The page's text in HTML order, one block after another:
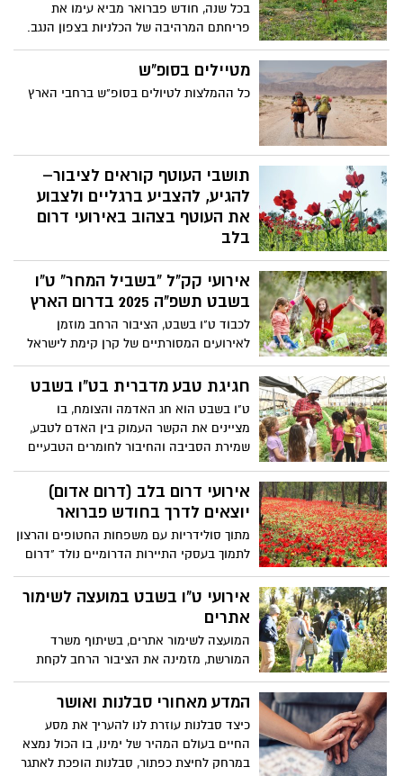
ועוד.
בכל שנה, חודש פברואר מביא עימו את
פריחתם המרהיבה של הכלניות בצפון הנגב.
השנה, במסגרת יוזמת 'דרום בלב', אנו שמים
דגש מיוחד על הקהילה, על תמיכה בעסקים
רבות, החלטנו לרכז עבורכם מידע עדכני על
מטיילים בסופ"ש
כל ההמלצות לטיולים בסופ"ש ברחבי הארץ
תושבי העוטף קוראים לציבור–
להגיע, להצביע ברגליים ולצבוע
את העוטף בצהוב באירועי דרום
בלב
נוכח העדויות הקשות מהשבי - ראשי הרשויות
בנגב, קוראים לציבור להגיע ולהצביע ברגליים
למען החטופים ולצבוע את העוטף בצהוב.
ראשי הרשויות בנגב והתושבים, קוראים
לציבור להצביע ברגליים ולהגיע בסופ"ש
ליבשטיין ז"ל ומתקיימים בכל שנה בעונה
הזאת בעוטף.
אירועי קק"ל "בשביל המחר" ט"ו
בשבט תשפ"ה 2025 בדרום הארץ
לכבוד ט"ו בשבט, הציבור הרחב מוזמן
לאירועים המסורתיים של קרן קימת לישראל
שיכללו מגוון פעילויות המתאימות לכל בני
המשפחה ביניהן, אירועים קהילתיים, טקסי
חגיגת טבע מדברית בט"ו בשבט
ט"ו בשבט הוא חג האדמה והצומח, בו
מציינים את הקשר העמוק בין האדם לטבע,
שמירת הסביבה והחיבור לחומרים הטבעיים
התיכונה, מזמינים לצאת אל לב הטבע, בין
נופי המדבר המרהיבים ומזג האוויר הנוח,
במגוון פעילויות לכל המשפחה, המשלבות בין
מסורת החג לבין החדשנות החקלאית-
סדנאות מגוונות, שתילות, טיולים להיכרות
עולם הצומח הייחודי, סיורים חקלאיים, ועוד.
אירועי דרום בלב (דרום אדום)
יוצאים לדרך בחודש פברואר
מתוך סולידריות עם משפחות החטופים והרצון
לתמוך בעסקי התיירות הדרומיים נולד "דרום
בלב" צעדת הכלניות של קק"ל - "צועדים
וזוכרים", מרוץ הכלניות להשבת החטופים,
סיור מודרכים של קק"ל ועמותת התיירות
הנחה באמצע שבוע למגוון סדנאות וחוויות
בעסקים מקומיים בחסות בנק הפועלים והמון
פעילויות של עסקים קטנים שמנסים לחזור
לפעילות לאחר השנה הקשה בחייהם דרום
בלב, יתקיים בתאריכים 2-28 בפברואר
אירועי ט"ו בשבט במועצה לשימור
אתרים
המועצה לשימור אתרים, בשיתוף משרד
המורשת, מזמינה את הציבור הרחב לקחת
חלק בעשרות אירועי ט"ו בשבט באתרי מורשת
ברחבי הארץ, בהן נטיעות, סיורים מודרכים,
המדע מאחורי סבלנות ואושר
כיצד סבלנות עוזרת לנו להעריך את מסע
החיים בעולם המהיר של ימינו, בו הכול נמצא
במרחק לחיצת כפתור, סבלנות הופכת לאתגר